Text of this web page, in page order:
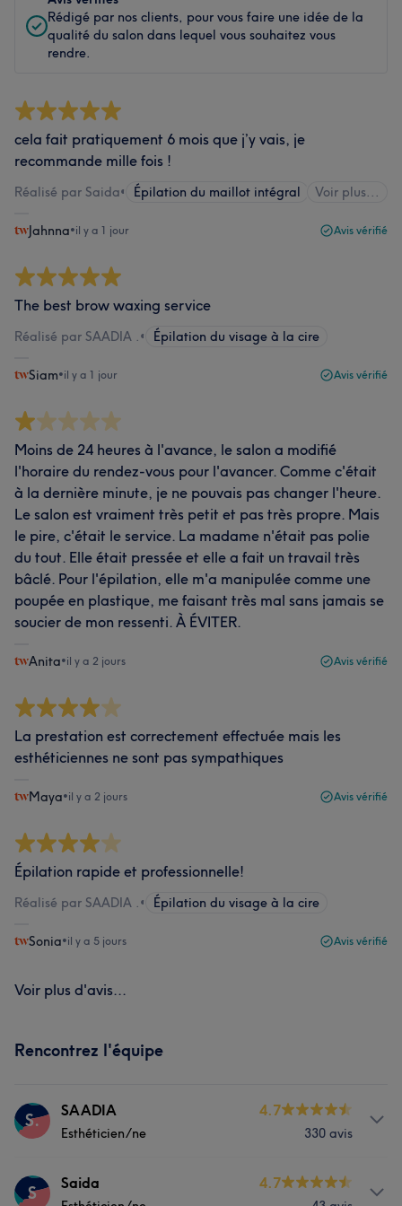
Rédigé par nos clients, pour vous faire une idée de la
qualité du salon dans lequel vous souhaitez vous
rendre.
cela fait pratiquement 6 mois que j’y vais, je
recommande mille fois !
Réalisé par Saida• Épilation du maillot intégral Voir plus...
Jahnna•il y a 1 jour Avis vérifié
The best brow waxing service
Réalisé par SAADIA .• Épilation du visage à la cire
Siam•il y a 1 jour Avis vérifié
Moins de 24 heures à l'avance, le salon a modifié
l'horaire du rendez-vous pour l'avancer. Comme c'était
à la dernière minute, je ne pouvais pas changer l'heure.
Le salon est vraiment très petit et pas très propre. Mais
le pire, c'était le service. La madame n'était pas polie
du tout. Elle était pressée et elle a fait un travail très
bâclé. Pour l'épilation, elle m'a manipulée comme une
poupée en plastique, me faisant très mal sans jamais se
soucier de mon ressenti. À ÉVITER.
Anita•il y a 2 jours Avis vérifié
La prestation est correctement effectuée mais les
esthéticiennes ne sont pas sympathiques
Maya•il y a 2 jours Avis vérifié
Épilation rapide et professionnelle!
Réalisé par SAADIA .• Épilation du visage à la cire
Sonia•il y a 5 jours Avis vérifié
Voir plus d'avis...
Rencontrez l'équipe
S. SAADIA
Esthéticien/ne
4.7
330 avis
Prestations
S Saida 4.7